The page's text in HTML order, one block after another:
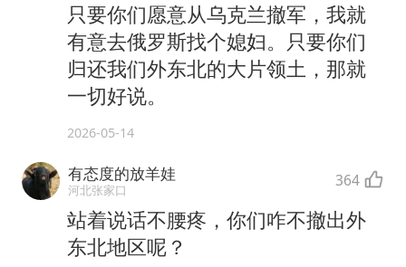
只要你们愿意从乌克兰撤军，我就
有意去俄罗斯找个媳妇。只要你们
归还我们外东北的大片领土，那就
一切好说。
2026-05-14
有态度的放羊娃
河北张家口 364
站着说话不腰疼，你们咋不撤出外
东北地区呢？